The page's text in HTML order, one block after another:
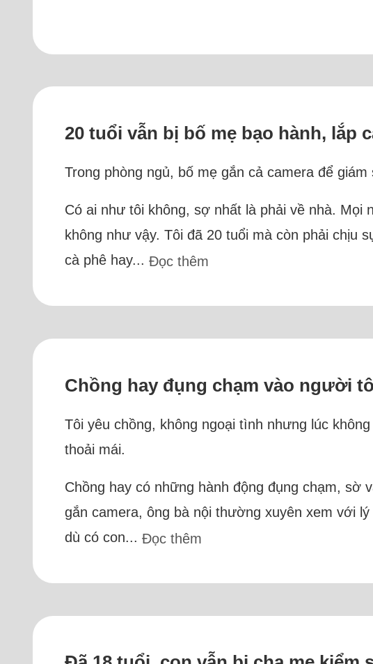
20 tuổi vẫn bị bố mẹ bạo hành, lắp
Trong phòng ngủ, bố mẹ gắn cả camera để
Có ai như tôi không, sợ nhất là phải về nhà.
không như vậy. Tôi đã 20 tuổi mà còn phải chịu
cà phê hay...Đọc thêm
Chồng hay đụng chạm vào người
Tôi yêu chồng, không ngoại tình nhưng lúc
thoải mái.
Chồng hay có những hành động đụng chạm, sờ
gắn camera, ông bà nội thường xuyên xem với
dù có con...Đọc thêm